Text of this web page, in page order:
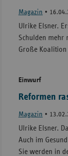
Magazin •
Ulrike Elsner.
Schulden mehr
Große Koalition
Einwurf
Reformen
Magazin •
Ulrike Elsner.
Auch im
Sie werden in